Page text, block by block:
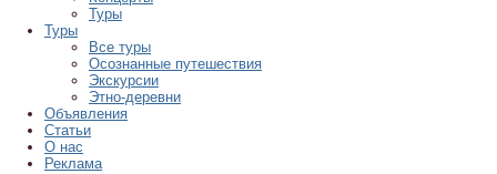
Туры
Туры
Все туры
Осознанные путешествия
Экскурсии
Этно-деревни
Объявления
Статьи
О нас
Реклама